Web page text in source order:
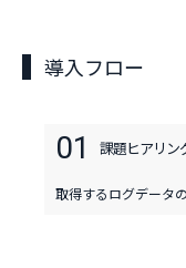
導入フロー
01 課題ヒアリン
取得するログデータ